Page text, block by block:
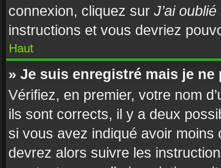
connexion, cliquez sur J’ai
instructions et vous devriez
Haut
» Je suis enregistré mais je
Vérifiez, en premier, votre nom
ils sont corrects, il y a deux
si vous avez indiqué avoir moins
devrez alors suivre les